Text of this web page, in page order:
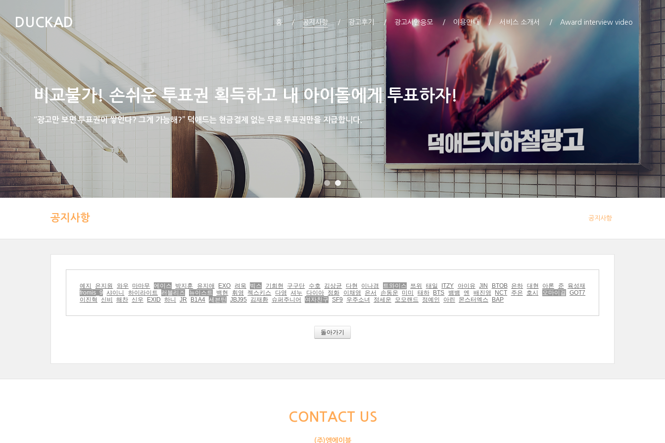
DUCKAD 홈 공지사항 광고후기 광고시안응모 이용안내 서비스 소개서 Award interview video
비교불가! 손쉬운 투표권 획득하고 내 아이돌에게 투표하자!
“광고만 보면 투표권이 쌓인다? 그게 가능해?” 덕애드는 현금결제 없는 무료 투표권만을 지급합니다.
공지사항 공지사항
예지 은지원 와우 마마무 에이스 박지훈 유지애 EXO 려욱 빅스 기희현 구구단 수호 김상균 다현 이나경 트와이스 쯔위 태일 ITZY 아이유 JIN BTOB 은하 대현 아론 준
육성재
fromis_9
샤이니 하이라이트 러블리즈 뉴이스트 백현 휘영 젝스키스 다영 셔누 다이아 정화 이채영 은서 손동운 미미 태하 BTS 뱀뱀 엔 배진영 NCT 주은 호시 오마이걸
GOT7
이진혁
신비 해찬 신우 EXID 하니 JR B1A4 세븐틴 JBJ95 김재환 슈퍼주니어 여자친구 SF9 우주소녀 정세운 모모랜드 정예인 아린 몬스터엑스 BAP
돌아가기
CONTACT US
(주)엠에이블